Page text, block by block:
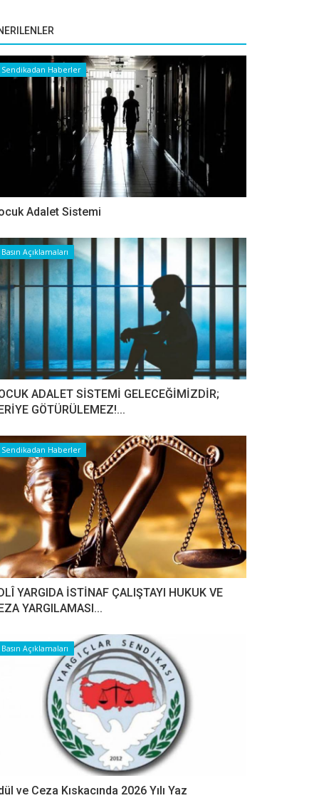
Sendikadan Haberler
Adalet Sistemi
Basın Açıklamaları
ADALET SİSTEMİ GELECEĞİMİZDİR;
GÖTÜRÜLEMEZ!...
Sendikadan Haberler
YARGIDA İSTİNAF ÇALIŞTAYI HUKUK VE
YARGILAMASI...
Basın Açıklamaları
ve Ceza Kıskacında 2026 Yılı Yaz